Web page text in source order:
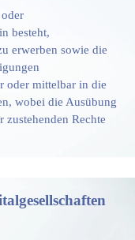
besteht,
erwerben sowie die
oder mittelbar in die
wobei die Ausübung
zustehenden Rechte